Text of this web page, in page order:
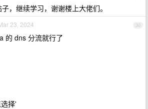
，继续学习，谢谢楼上大佬们。
30
23, 2024
的 dns 分流就行了
择'